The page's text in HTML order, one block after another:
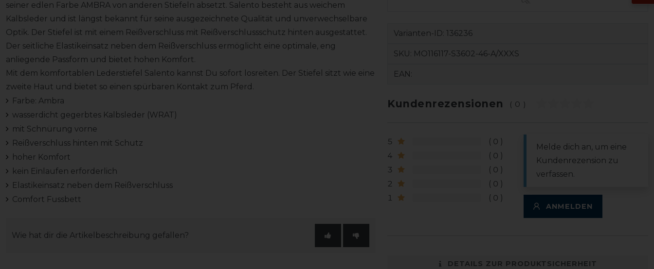
seiner edlen Farbe AMBRA von anderen Stiefeln absetzt. Salento besteht aus weichem
Kalbsleder und ist längst bekannt für seine ausgezeichnete Qualität und unverwechselbare
Optik. Der Stiefel ist mit einem Reißverschluss mit Reißverschlussschutz hinten ausgestattet.
Der seitliche Elastikeinsatz neben dem Reißverschluss ermöglicht eine optimale, eng
anliegende Passform und bietet hohen Komfort.
Mit dem komfortablen Lederstiefel Salento kannst Du sofort losreiten. Der Stiefel sitzt wie eine
zweite Haut und bietet so einen spürbaren Kontakt zum Pferd.
Farbe: Ambra
wasserdicht gegerbtes Kalbsleder (WRAT)
mit Schnürung vorne
Reißverschluss hinten mit Schutz
hoher Komfort
kein Einlaufen erforderlich
Elastikeinsatz neben dem Reißverschluss
Comfort Fussbett
Wie hat dir die Artikelbeschreibung gefallen?
Varianten-ID: 136236
SKU: MO116117-S3602-46-A/XXXS
EAN:
Kundenrezensionen (0)
5
0
4
0
3
0
2
0
1
0
Melde dich an, um eine
Kundenrezension zu
verfassen.
ANMELDEN
DETAILS ZUR PRODUKTSICHERHEIT